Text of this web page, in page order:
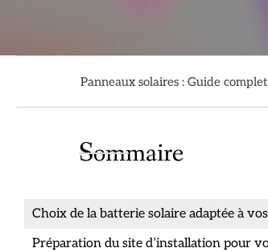
Panneaux solaires : Guide complet
Sommaire
Choix de la batterie solaire adaptée à
Préparation du site d’installation pour